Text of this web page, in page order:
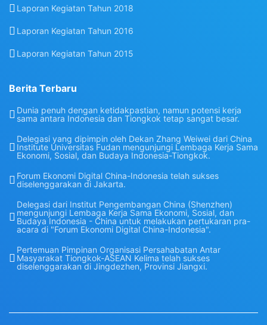
Laporan Kegiatan Tahun 2018
Laporan Kegiatan Tahun 2016
Laporan Kegiatan Tahun 2015
Berita Terbaru
Dunia penuh dengan ketidakpastian, namun potensi kerja
sama antara Indonesia dan Tiongkok tetap sangat besar.
Delegasi yang dipimpin oleh Dekan Zhang Weiwei dari China
Institute Universitas Fudan mengunjungi Lembaga Kerja Sama
Ekonomi, Sosial, dan Budaya Indonesia-Tiongkok.
Forum Ekonomi Digital China-Indonesia telah sukses
diselenggarakan di Jakarta.
Delegasi dari Institut Pengembangan China (Shenzhen)
mengunjungi Lembaga Kerja Sama Ekonomi, Sosial, dan
Budaya Indonesia - China untuk melakukan pertukaran pra-
acara di "Forum Ekonomi Digital China-Indonesia".
Pertemuan Pimpinan Organisasi Persahabatan Antar
Masyarakat Tiongkok-ASEAN Kelima telah sukses
diselenggarakan di Jingdezhen, Provinsi Jiangxi.